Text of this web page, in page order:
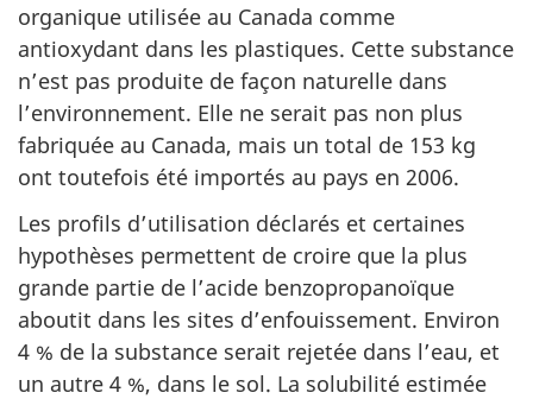
organique utilisée au Canada comme
antioxydant dans les plastiques. Cette substance
n’est pas produite de façon naturelle dans
l’environnement. Elle ne serait pas non plus
fabriquée au Canada, mais un total de 153 kg
ont toutefois été importés au pays en 2006.
Les profils d’utilisation déclarés et certaines
hypothèses permettent de croire que la plus
grande partie de l’acide benzopropanoïque
aboutit dans les sites d’enfouissement. Environ
4 % de la substance serait rejetée dans l’eau, et
un autre 4 %, dans le sol. La solubilité estimée